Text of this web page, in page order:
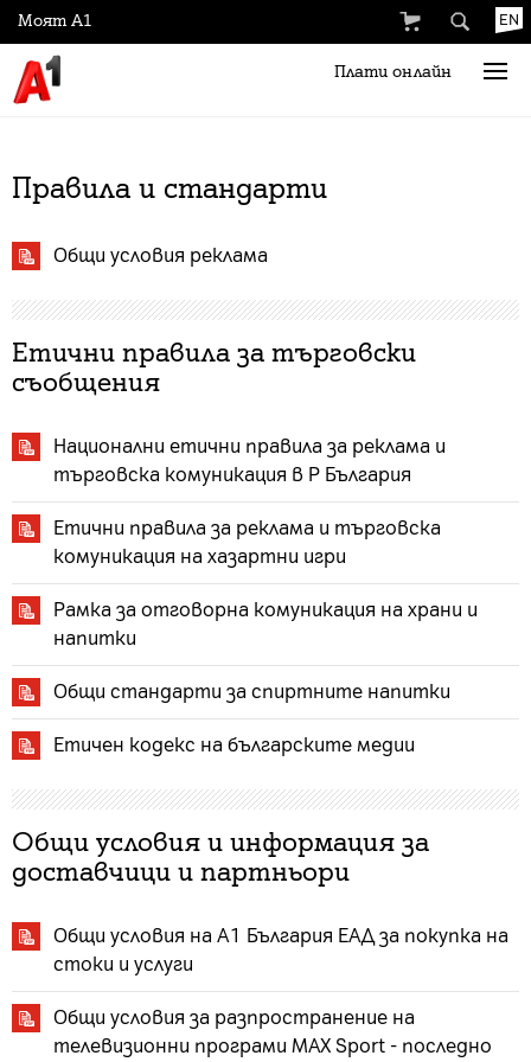
EN
Плати онлайн
Моят А1
Правила и стандарти
Общи условия реклама
Етични правила за търговски
съобщения
Национални етични правила за реклама и
търговска комуникация в Р България
Етични правила за реклама и търговска
комуникация на хазартни игри
Рамка за отговорна комуникация на храни и
напитки
Общи стандарти за спиртните напитки
Етичен кодекс на българските медии
Общи условия и информация за
доставчици и партньори
Общи условия на A1 България ЕАД за покупка на
стоки и услуги
Общи условия за разпространение на
телевизионни програми MAX Sport - последно